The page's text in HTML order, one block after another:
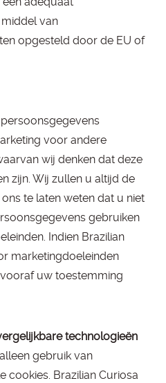
van
opgesteld door de EU of
voor andere
wij denken dat deze
zijn. Wij zullen u altijd de
te laten weten dat u niet
gebruiken
Indien Brazilian
marketingdoeleinden
uw toestemming
technologieën
gebruik van
cookies. Brazilian Curiosa